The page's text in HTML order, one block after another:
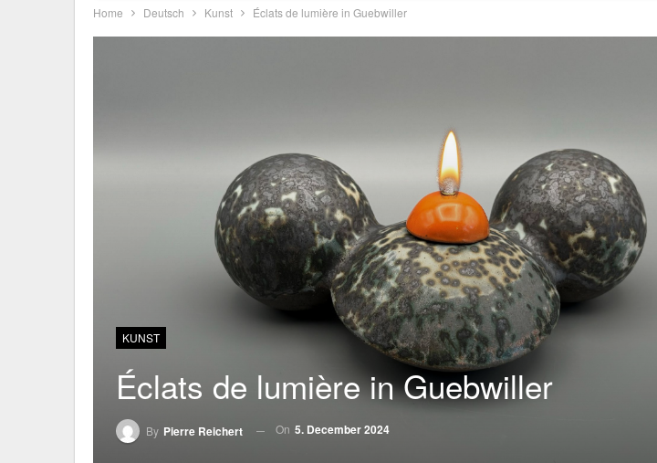
Home Deutsch Kunst Éclats de lumière in Guebwiller
KUNST
Éclats de lumière in Guebwiller
By Pierre Reichert On 5. December 2024